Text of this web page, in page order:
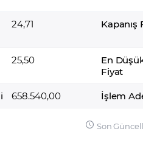
24,71 Kapanış
25,50
En
Fiyat
658.540,00 İşlem
Son